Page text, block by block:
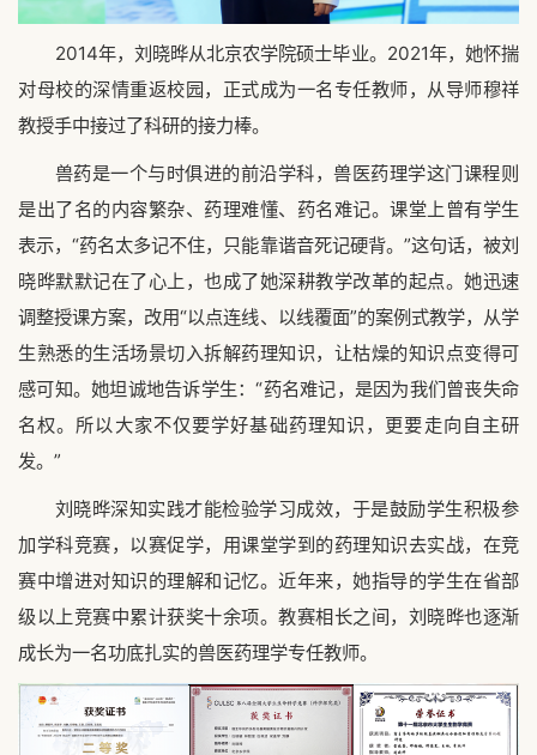
2014年，刘晓晔从北京农学院硕士毕业。2021年，她怀揣
对母校的深情重返校园，正式成为一名专任教师，从导师穆祥
教授手中接过了科研的接力棒。
兽药是一个与时俱进的前沿学科，兽医药理学这门课程则
是出了名的内容繁杂、药理难懂、药名难记。课堂上曾有学生
表示，“药名太多记不住，只能靠谐音死记硬背。”这句话，被刘
晓晔默默记在了心上，也成了她深耕教学改革的起点。她迅速
调整授课方案，改用“以点连线、以线覆面”的案例式教学，从学
生熟悉的生活场景切入拆解药理知识，让枯燥的知识点变得可
感可知。她坦诚地告诉学生：“药名难记，是因为我们曾丧失命
名权。所以大家不仅要学好基础药理知识，更要走向自主研
发。”
刘晓晔深知实践才能检验学习成效，于是鼓励学生积极参
加学科竞赛，以赛促学，用课堂学到的药理知识去实战，在竞
赛中增进对知识的理解和记忆。近年来，她指导的学生在省部
级以上竞赛中累计获奖十余项。教赛相长之间，刘晓晔也逐渐
成长为一名功底扎实的兽医药理学专任教师。